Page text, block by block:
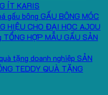
ÍT KARIS
GẤU BÔNG MÓC
HIỆU CHO ĐẠI HỌC AJOU
TỔNG HỢP MẪU GẤU SẢN
SẢN
TEDDY QUÀ TẶNG